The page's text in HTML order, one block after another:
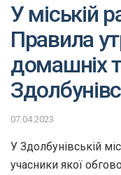
У міській
Правила
домашніх
07.04.2023
У Здолбунівській
учасники якої